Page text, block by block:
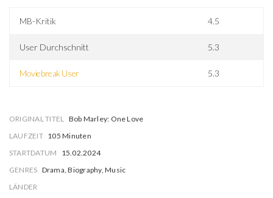
MB-Kritik 4.5
User Durchschnitt 5.3
Moviebreak User 5.3
ORIGINAL TITEL
Bob Marley: One Love
LAUFZEIT 105 Minuten
STARTDATUM
15.02.2024
GENRES Drama, Biography, Music
LÄNDER